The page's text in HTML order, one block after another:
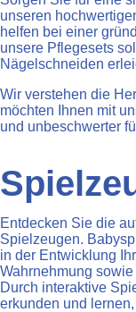
unseren
helfen bei einer
unsere Pflegesets
Nägelschneiden
Wir verstehen die
möchten Ihnen mit
und unbeschwerter
Entdecken Sie die
Spielzeugen.
in der Entwicklung
Wahrnehmung
Durch interaktive
erkunden und